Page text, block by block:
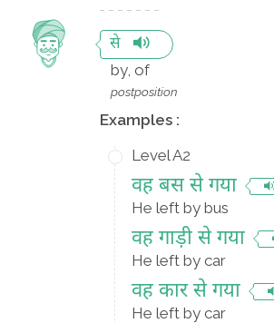
से
by, of
postposition
Examples :
Level A2
वह बस से गया
He left by bus
वह गाड़ी से गया
He left by car
वह कार से गया
He left by car